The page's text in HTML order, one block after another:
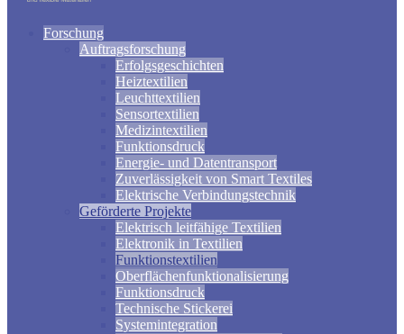
Forschung
Auftragsforschung
Erfolgsgeschichten
Heiztextilien
Leuchttextilien
Sensortextilien
Medizintextilien
Funktionsdruck
Energie- und Datentransport
Zuverlässigkeit von Smart Textiles
Elektrische Verbindungstechnik
Geförderte Projekte
Elektrisch leitfähige Textilien
Elektronik in Textilien
Funktionstextilien
Oberflächenfunktionalisierung
Funktionsdruck
Technische Stickerei
Systemintegration